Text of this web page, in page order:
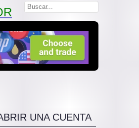
UNA CUENTA